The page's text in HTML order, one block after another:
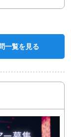
一覧を見る